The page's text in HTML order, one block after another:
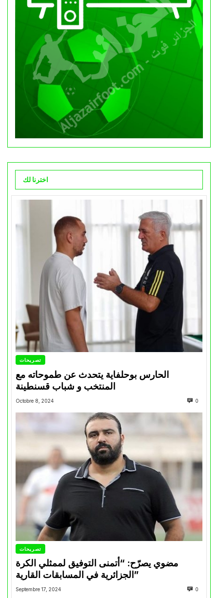
اخترنا لك
تصريحات
الحارس بوحلفاية يتحدث عن طموحاته مع
المنتخب و شباب قسنطينة
Octobre 8, 2024 0
تصريحات
مضوي يصرّح: “أتمنى التوفيق لممثلي الكرة
الجزائرية في المسابقات القارية”
Septembre 17, 2024 0